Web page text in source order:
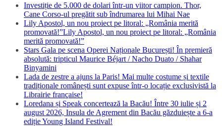
Investiție de 5.000 de dolari într-un viitor campion. Thor,
Cane Corso-ul pregătit sub îndrumarea lui Mihai Nae
Lily Apostol, un nou proiect pe litoral: „România merită
promovată!”Lily Apostol, un nou proiect pe litoral: „România
merită promovată!”
Stars Gala pe scena Operei Naționale București! În premieră
absolută: tripticul Maurice Béjart / Nacho Duato / Shahar
Binyamini
Lada de zestre a ajuns la Paris! Mai multe costume și textile
tradiționale românești sunt expuse într-o locație exclusivistă la
Librairie française!
Loredana și Speak concertează la Bacău! Între 30 iulie și 2
august 2026, Insula de Agrement din Bacău găzduiește a 6-a
ediție Young Island Festival!